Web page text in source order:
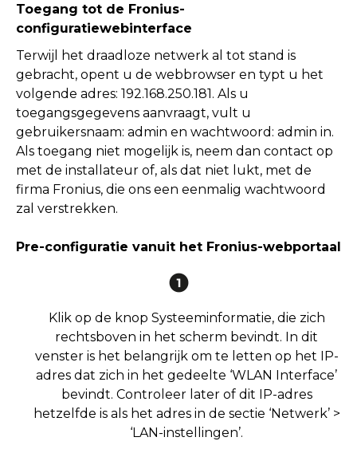
Toegang tot de Fronius-
configuratiewebinterface
Terwijl het draadloze netwerk al tot stand is
gebracht, opent u de webbrowser en typt u het
volgende adres: 192.168.250.181. Als u
toegangsgegevens aanvraagt, vult u
gebruikersnaam: admin en wachtwoord: admin in.
Als toegang niet mogelijk is, neem dan contact op
met de installateur of, als dat niet lukt, met de
firma Fronius, die ons een eenmalig wachtwoord
zal verstrekken.
Pre-configuratie vanuit het Fronius-webportaal
Klik op de knop Systeeminformatie, die zich
rechtsboven in het scherm bevindt. In dit
venster is het belangrijk om te letten op het IP-
adres dat zich in het gedeelte ‘WLAN Interface’
bevindt. Controleer later of dit IP-adres
hetzelfde is als het adres in de sectie ‘Netwerk’ >
‘LAN-instellingen’.